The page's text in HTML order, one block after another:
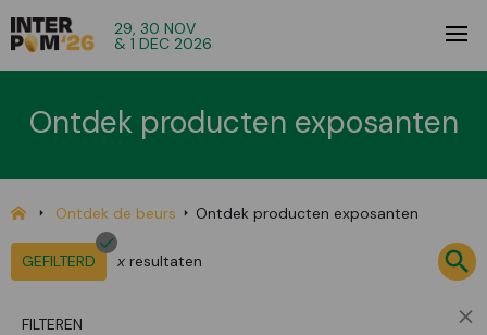
29, 30 NOV
& 1 DEC 2026
Ontdek producten exposanten
Ontdek de beurs Ontdek producten exposanten
GEFILTERD x resultaten
FILTEREN